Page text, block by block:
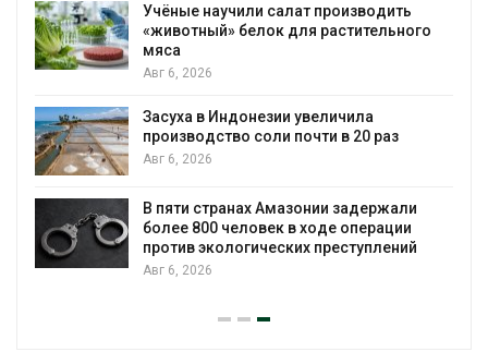
Учёные научили салат производить
«животный» белок для растительного
мяса
Авг 6, 2026
Засуха в Индонезии увеличила
производство соли почти в 20 раз
Авг 6, 2026
В пяти странах Амазонии задержали
более 800 человек в ходе операции
против экологических преступлений
Авг 6, 2026